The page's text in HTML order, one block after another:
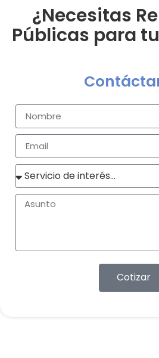
¿Necesitas
Públicas para
Cotizar